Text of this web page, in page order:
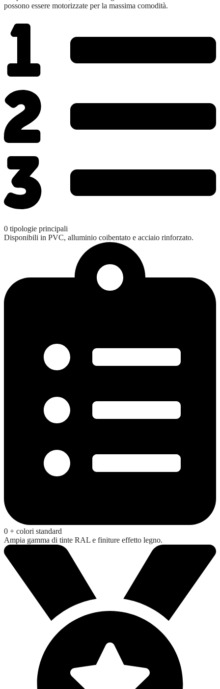
possono essere motorizzate per la massima comodità.
0 tipologie principali
Disponibili in PVC, alluminio coibentato e acciaio rinforzato.
0 + colori standard
Ampia gamma di tinte RAL e finiture effetto legno.